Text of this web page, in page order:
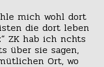
mich wohl dort
die dort leben
ZK hab ich nchts
über sie sagen,
Ort, wo